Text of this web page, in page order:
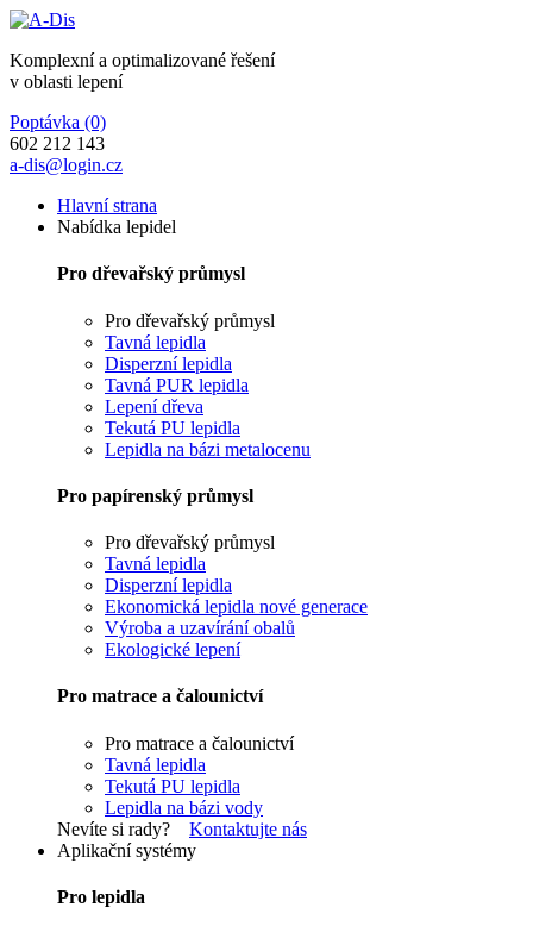
Komplexní a optimalizované řešení
v oblasti lepení
Poptávka (0)
602 212 143
a-dis@login.cz
Hlavní strana
Nabídka lepidel
Pro dřevařský průmysl
Pro dřevařský průmysl
Tavná lepidla
Disperzní lepidla
Tavná PUR lepidla
Lepení dřeva
Tekutá PU lepidla
Lepidla na bázi metalocenu
Pro papírenský průmysl
Pro dřevařský průmysl
Tavná lepidla
Disperzní lepidla
Ekonomická lepidla nové generace
Výroba a uzavírání obalů
Ekologické lepení
Pro matrace a čalounictví
Pro matrace a čalounictví
Tavná lepidla
Tekutá PU lepidla
Lepidla na bázi vody
Nevíte si rady? Kontaktujte nás
Aplikační systémy
Pro lepidla